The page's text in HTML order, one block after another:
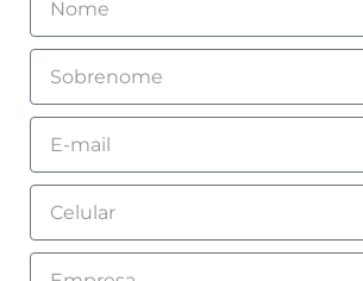
Sobrenome
Email
Celular
Empresa